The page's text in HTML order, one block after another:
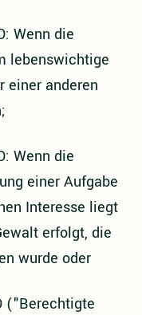
Wenn die
lebenswichtige
einer anderen
Wenn die
einer Aufgabe
Interesse liegt
erfolgt, die
wurde oder
("Berechtigte